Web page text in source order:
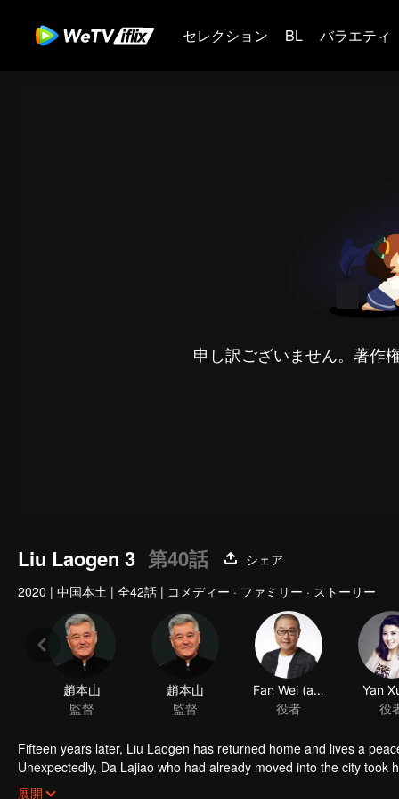
セレクション BL バラエティ
申し訳ございません。著作
Liu Laogen 3 第40話
シェア
2020 | 中国本土 | 全42話 | コメディー · ファミリー · ストーリー
趙本山
監督
趙本山
監督
Fan Wei (actor)
役者
Yan
役
Fifteen years later, Liu Laogen has returned home and lives a
Unexpectedly, Da Lajiao who had already moved into the city
arrange a place in the villa. Liu Laogen also took this opportunity
展開